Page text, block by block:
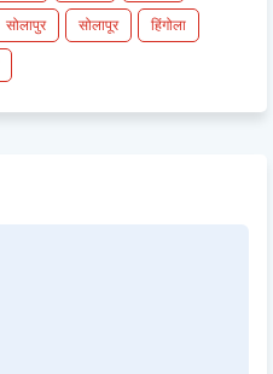
सोलापुर सोलापूर
हिंगोला